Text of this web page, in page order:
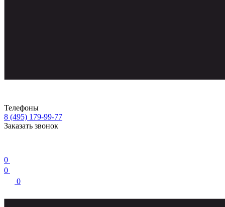
Телефоны
8 (495) 179-99-77
Заказать звонок
0
0
0